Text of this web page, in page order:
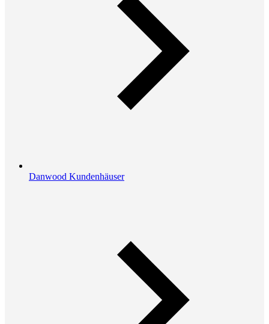
Danwood Kundenhäuser